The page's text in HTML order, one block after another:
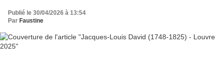
Publié le 30/04/2026 à 13:54
Par Faustine